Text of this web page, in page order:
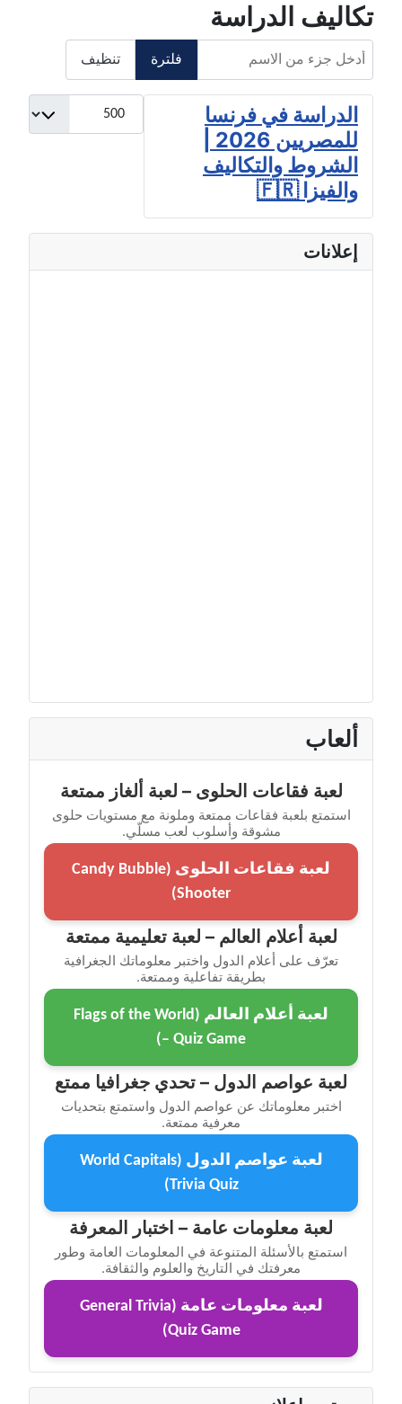
تكاليف الدراسة
أدخل جزء من الاسم
فلترة تنظيف
عدد الإظهارات:
الدراسة في فرنسا
الشروط والتكاليف
والفيزا 🇫🇷
إعلانات
ألعاب
لعبة فقاعات الحلوى – لعبة ألغاز ممتعة
استمتع بلعبة فقاعات ممتعة وملونة مع مستويات حلوى
مشوقة وأسلوب لعب مسلّي.
لعبة فقاعات الحلوى (Candy Bubble
Shooter)
لعبة أعلام العالم – لعبة تعليمية ممتعة
تعرّف على أعلام الدول واختبر معلوماتك الجغرافية
بطريقة تفاعلية وممتعة.
لعبة أعلام العالم (Flags of the World
– Quiz Game)
لعبة عواصم الدول – تحدي جغرافيا ممتع
اختبر معلوماتك عن عواصم الدول واستمتع بتحديات
معرفية ممتعة.
لعبة عواصم الدول (World Capitals
Trivia Quiz)
لعبة معلومات عامة – اختبار المعرفة
استمتع بالأسئلة المتنوعة في المعلومات العامة وطور
معرفتك في التاريخ والعلوم والثقافة.
لعبة معلومات عامة (General Trivia
Quiz Game)